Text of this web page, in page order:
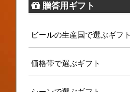
贈答用ギフト
ビールの生産国で選ぶギフト
価格帯で選ぶギフト